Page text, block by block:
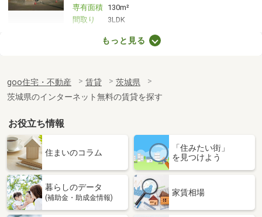
専有面積 130m²
間取り
3LDK
住 所
茨城県取手市谷中
専有面積 48.92m²
茨城県守谷市ひがし野４
9.50万円
住 所
茨城県守谷市ひがし野４
専有面積
42.51m²
間取り
1LDK
もっと見る
goo住宅・不動産 賃貸
茨城県
茨城県のインターネット無料の賃貸を探す
お役立ち情報
住まいのコラム
「住みたい街」
を見つけよう
暮らしのデータ
(補助金・助成金情報)
家賃相場